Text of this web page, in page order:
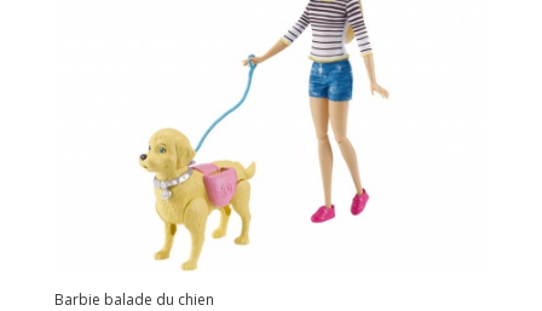
Barbie balade du chien